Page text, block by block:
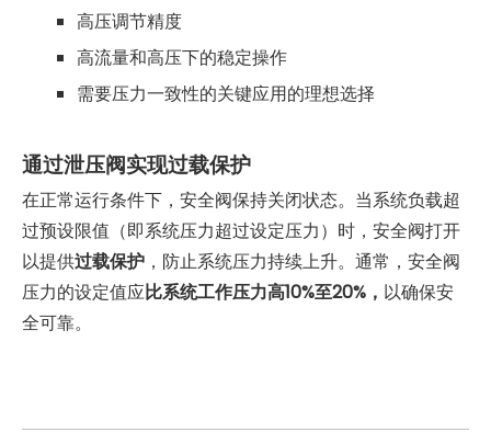
高压调节精度
高流量和高压下的稳定操作
需要压力一致性的关键应用的理想选择
通过泄压阀实现过载保护
在正常运行条件下，安全阀保持关闭状态。当系统负载超
过预设限值（即系统压力超过设定压力）时，安全阀打开
以提供过载保护 ，防止系统压力持续上升。通常，安全阀
压力的设定值应比系统工作压力高10%至20%， 以确保安
全可靠。